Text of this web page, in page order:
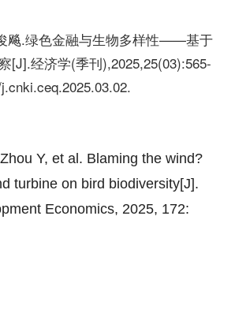
飚.绿色金融与生物多样性——基于
[J].经济学(季刊),2025,25(03):565-
Y, et al. Blaming the wind?
turbine on bird biodiversity[J].
Economics, 2025, 172: